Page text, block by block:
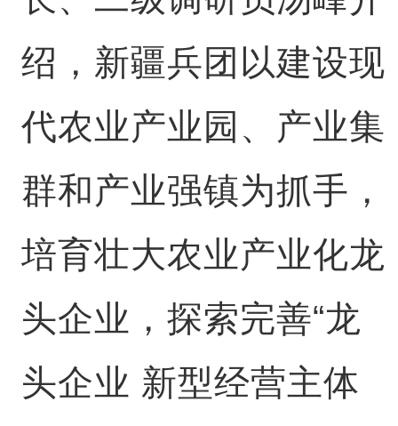
绍，新疆兵团以建设现
代农业产业园、产业集
群和产业强镇为抓手，
培育壮大农业产业化龙
头企业，探索完善“龙
头企业 新型经营主体